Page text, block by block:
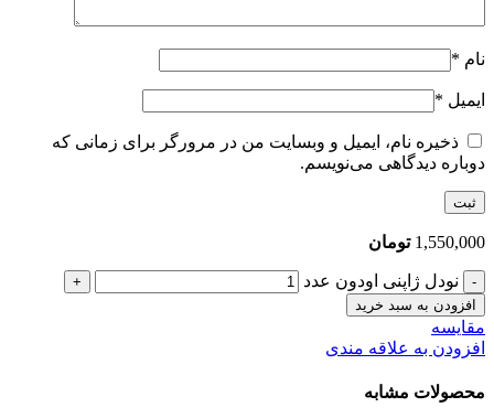
نام *
ایمیل *
ذخیره نام، ایمیل و وبسایت من در مرورگر برای زمانی که
دوباره دیدگاهی می‌نویسم.
1,550,000 تومان
نودل ژاپنی اودون عدد
افزودن به سبد خرید
مقایسه
افزودن به علاقه مندی
محصولات مشابه